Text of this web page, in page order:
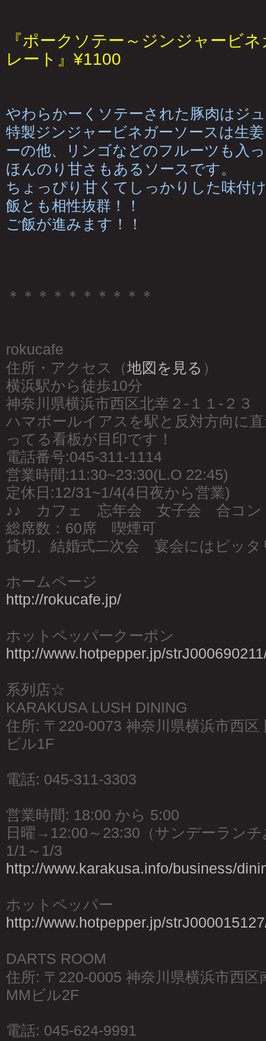
『ポークソテー～ジンジャービ
レート』¥1100
やわらかーくソテーされた豚肉はジ
特製ジンジャービネガーソースは生
ーの他、リンゴなどのフルーツも入
ほんのり甘さもあるソースです。
ちょっぴり甘くてしっかりした味付
飯とも相性抜群！！
ご飯が進みます！！
＊＊＊＊＊＊＊＊＊＊
rokucafe
住所・アクセス（地図を見る ）
横浜駅から徒歩10分
神奈川県横浜市西区北幸２-１１-２３
ハマボールイアスを駅と反対方向に
ってる看板が目印です！
電話番号:045-311-1114
営業時間:11:30~23:30(L.O 22:45)
定休日:12/31~1/4(4日夜から営業)
♪♪ カフェ 忘年会 女子会 合コ
総席数：60席 喫煙可
貸切、結婚式二次会 宴会にはピッタ
ホームページ
http://rokucafe.jp/
ホットペッパークーポン
http://www.hotpepper.jp/
系列店☆
KARAKUSA LUSH DINING
住所: 〒220-0073 神奈川県横浜市西区
ビル1F
電話: 045-311-3303
営業時間: 18:00 から 5:00
日曜→12:00～23:30（サンデーラン
1/1～1/3
http://www.karakusa.info/business/
ホットペッパー
http://www.hotpepper.jp/
DARTS ROOM
住所: 〒220-0005 神奈川県横浜市西区
MMビル2F
電話: 045-624-9991